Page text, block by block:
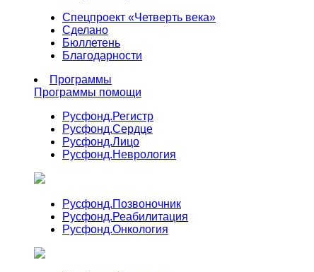
Спецпроект «Четверть века»
Сделано
Бюллетень
Благодарности
Программы
Программы помощи
Русфонд.Регистр
Русфонд.Сердце
Русфонд.Лицо
Русфонд.Неврология
Русфонд.Позвоночник
Русфонд.Реабилитация
Русфонд.Онкология